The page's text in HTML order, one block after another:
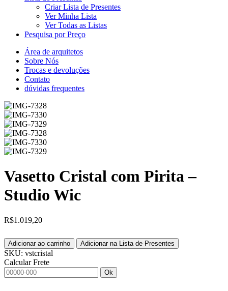
Criar Lista de Presentes
Ver Minha Lista
Ver Todas as Listas
Pesquisa por Preço
Área de arquitetos
Sobre Nós
Trocas e devoluções
Contato
dúvidas frequentes
Vasetto Cristal com Pirita –
Studio Wic
R$1.019,20
Adicionar ao carrinho Adicionar na Lista de Presentes
SKU: vstcristal
Calcular Frete
Ok